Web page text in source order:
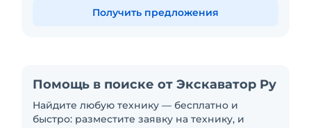
Получить предложения
Помощь в поиске от Экскаватор Ру
Найдите любую технику — бесплатно и
быстро: разместите заявку на технику, и